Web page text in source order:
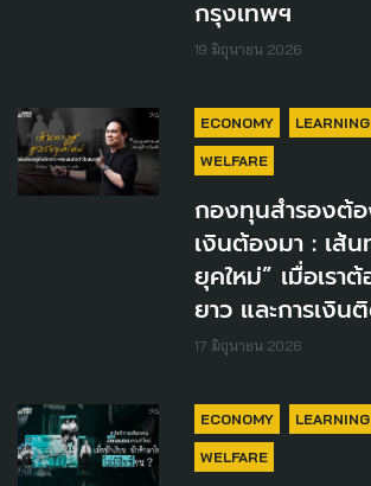
กรุงเทพฯ
19 มิถุนายน 2026
ECONOMY
WELFARE
กองทุนสำรองต้
เงินต้องมา : เส้
ยุคใหม่” เมื่อเรา
ยาว และการเงิ
17 มิถุนายน 2026
ECONOMY
WELFARE